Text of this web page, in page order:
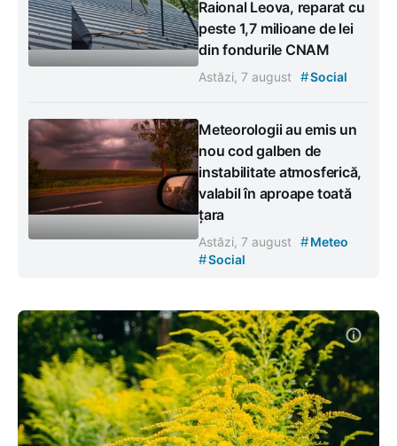
Raional Leova, reparat cu
peste 1,7 milioane de lei
din fondurile CNAM
Astăzi, 7 august #Social
Meteorologii au emis un
nou cod galben de
instabilitate atmosferică,
valabil în aproape toată
țara
Astăzi, 7 august #Meteo
#Social